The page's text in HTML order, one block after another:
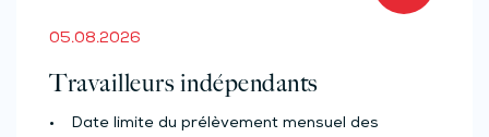
05.08.2026
Travailleurs indépendants
• Date limite du prélèvement mensuel des